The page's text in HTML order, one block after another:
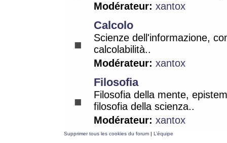
Modérateur: xantox
Calcolo
Scienze dell'informazione,
calcolabilità..
Modérateur: xantox
Filosofia
Filosofia della mente,
filosofia della scienza..
Modérateur: xantox
Supprimer tous les cookies du forum | L’équipe